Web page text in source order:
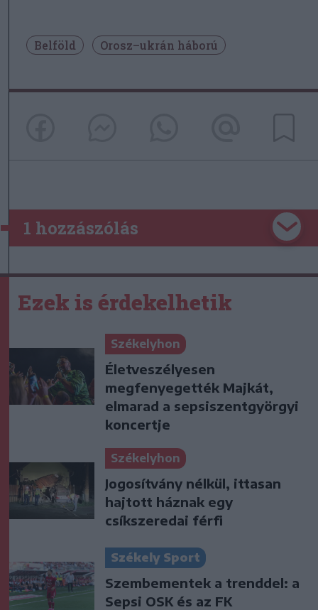
Belföld Orosz–ukrán háború
1 hozzászólás
Ezek is érdekelhetik
Székelyhon
Életveszélyesen
megfenyegették Majkát,
elmarad a sepsiszentgyörgyi
koncertje
Székelyhon
Jogosítvány nélkül, ittasan
hajtott háznak egy
csíkszeredai férfi
Székely Sport
Szembementek a trenddel: a
Sepsi OSK és az FK